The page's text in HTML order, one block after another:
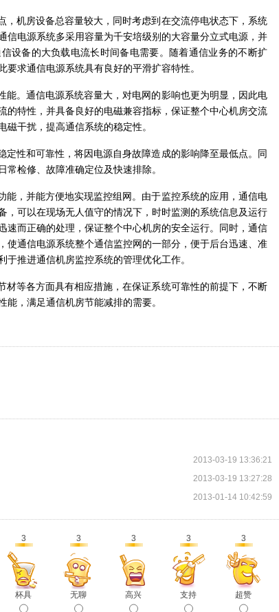
机房设备总容量较大，同时考虑到在交流停电状态下，系统
信电源系统多采用容量为千安培级别的大容量分立式电源，并
设备的大负载电流长时间备电需要。随着通信业务的不断扩
求通信电源系统具有良好的平滑扩容特性。
。通信电源系统容量大，对电网的影响也更为明显，因此电
的特性，并具备良好的电磁兼容指标，保证整个中心机房交流
干扰，提高通信系统的稳定性。
性和可靠性，将因电源自身故障造成的影响降至最低点。同
检修、故障准确定位及快速排除。
，并能方便地实现监控组网。由于监控系统的应用，通信电
，可以在现场无人值守的情况下，时时监测的系统信息及运行
速而正确的处理，保证整个中心机房的安全运行。同时，通信
使通信电源系统整个通信监控网的一部分，便于后台迅速、准
推进通信机房监控系统的管理优化工作。
等各方面具有相应措施，在保证系统可靠性的前提下，不断
，满足通信机房节能减排的需要。
2013-03-19 13:36:21
2013-03-19 13:27:28
2013-01-14 10:42:59
3
杯具
3
无聊
3
高兴
3
支持
3
超赞